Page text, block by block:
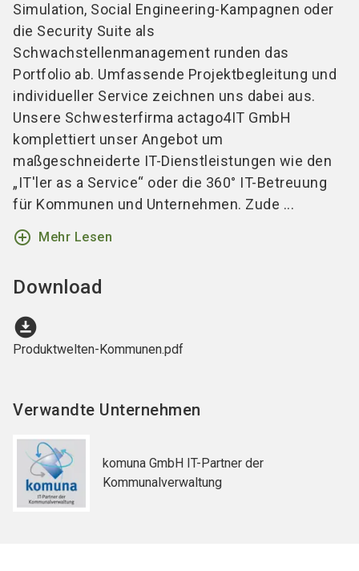
Simulation, Social Engineering-Kampagnen oder
die Security Suite als
Schwachstellenmanagement runden das
Portfolio ab. Umfassende Projektbegleitung und
individueller Service zeichnen uns dabei aus.
Unsere Schwesterfirma actago4IT GmbH
komplettiert unser Angebot um
maßgeschneiderte IT-Dienstleistungen wie den
„IT'ler as a Service“ oder die 360° IT-Betreuung
für Kommunen und Unternehmen. Zude ...
add_circle_outline Mehr Lesen
Download
download_for_offline
Produktwelten-Kommunen.pdf
Verwandte Unternehmen
komuna GmbH IT-Partner der
Kommunalverwaltung